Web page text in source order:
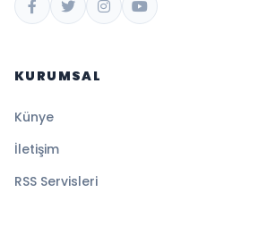
KURUMSAL
Künye
İletişim
RSS Servisleri